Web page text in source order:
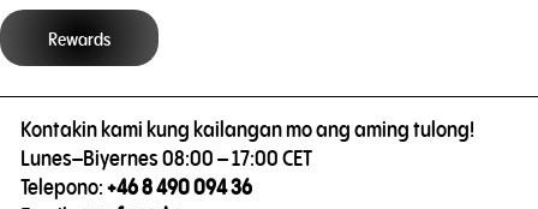
Rewards
Kontakin kami kung kailangan mo ang aming tulong!
Lunes–Biyernes 08:00 – 17:00 CET
Telepono:+46 8 490 094 36